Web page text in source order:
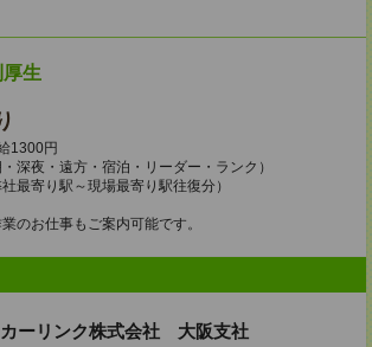
生
1300円
深夜・遠方・宿泊・リーダー・ランク）
最寄り駅～現場最寄り駅往復分）
のお仕事もご案内可能です。
ーリンク株式会社 大阪支社